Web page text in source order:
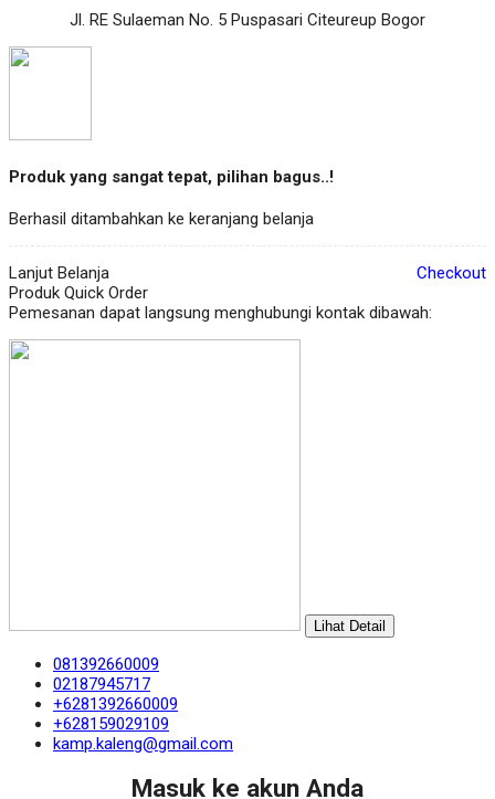
Jl. RE Sulaeman No. 5 Puspasari Citeureup Bogor
Produk yang sangat tepat, pilihan bagus..!
Berhasil ditambahkan ke keranjang belanja
Lanjut Belanja
Checkout
Produk Quick Order
Pemesanan dapat langsung menghubungi kontak dibawah:
Lihat Detail
081392660009
02187945717
+6281392660009
+628159029109
kamp.kaleng@gmail.com
Masuk ke akun Anda